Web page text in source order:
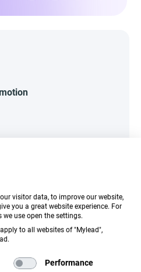
Tablet
visitor data, to improve our website,
you a great website experience. For
use open the settings.
to all websites of "Mylead",
Performance